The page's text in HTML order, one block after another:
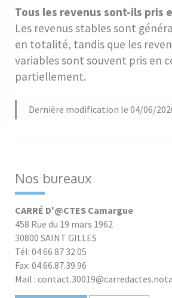
Tous les revenus sont-ils pris
Les revenus stables sont
en totalité, tandis que les
variables sont souvent pris en
partiellement.
Dernière modification le 04/06/
Nos bureaux
CARRÉ D'@CTES Camargue
458 Rue du 19 mars 1962
30800 SAINT GILLES
Tél: 04 66 87 32 05
Fax: 04.66.87.39.96
Mail :